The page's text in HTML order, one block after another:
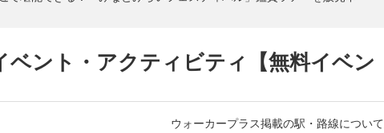
ベント・アクティビティ【無料イベン
ウォーカープラス掲載の駅・路線について